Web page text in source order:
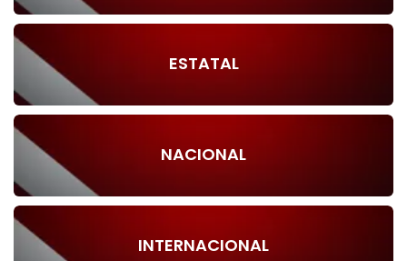
ESTATAL
NACIONAL
INTERNACIONAL